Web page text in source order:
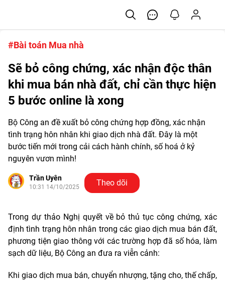
#Bài toán Mua nhà
Sẽ bỏ công chứng, xác nhận độc thân
khi mua bán nhà đất, chỉ cần thực hiện
5 bước online là xong
Bộ Công an đề xuất bỏ công chứng hợp đồng, xác nhận
tình trạng hôn nhân khi giao dịch nhà đất. Đây là một
bước tiến mới trong cải cách hành chính, số hoá ở kỷ
nguyên vươn mình!
Trần Uyên
10:31 14/10/2025 Theo dõi
Trong dự thảo Nghị quyết về bỏ thủ tục công chứng, xác
định tình trạng hôn nhân trong các giao dịch mua bán đất,
phương tiện giao thông với các trường hợp đã số hóa, làm
sạch dữ liệu, Bộ Công an đưa ra viễn cảnh:
Khi giao dịch mua bán, chuyển nhượng, tặng cho, thế chấp,